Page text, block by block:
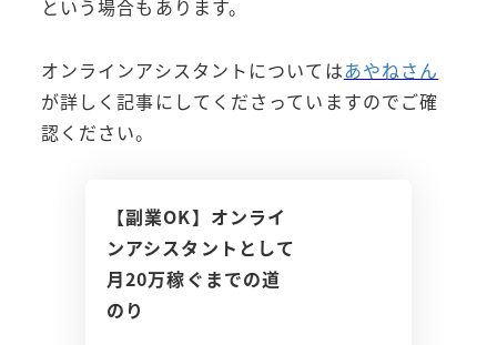
という場合もあります。
オンラインアシスタントについてはあやねさん
が詳しく記事にしてくださっていますのでご確
認ください。
【副業OK】オンライ
ンアシスタントとして
月20万稼ぐまでの道
のり